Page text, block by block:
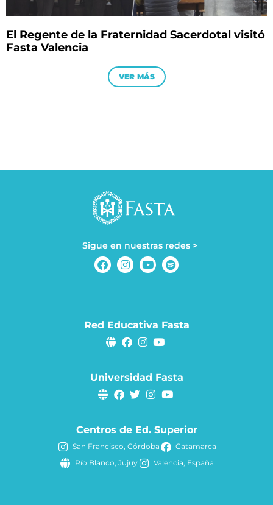
El Regente de la Fraternidad Sacerdotal visitó
Fasta Valencia
VER MÁS
Sigue en nuestras redes >
Red Educativa Fasta
Universidad Fasta
Centros de Ed. Superior
San Francisco, Córdoba
Catamarca
Río Blanco, Jujuy
Valencia, España